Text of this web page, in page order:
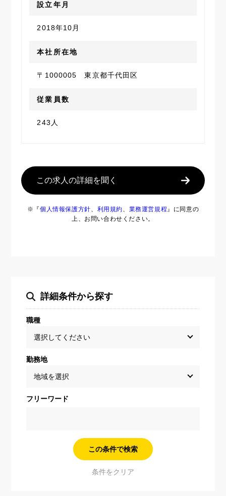
設立年月
2018年10月
本社所在地
〒1000005 東京都千代田区
従業員数
243人
この求人の詳細を聞く
※『個人情報保護方針、 利用規約、 業務運営規程』に同意の
上、お問い合わせください。
詳細条件から探す
職種
勤務地
フリーワード